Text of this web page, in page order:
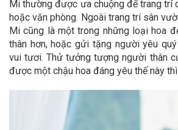
Mi thường được ưa chuộng để trang trí
hoặc văn phòng. Ngoài trang trí sân
Mi cũng là một trong những loại hoa
thân hơn, hoặc gửi tặng người yêu
vui tươi. Thử tưởng tượng người thân
được một chậu hoa đáng yêu thế này